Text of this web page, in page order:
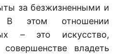
за безжизненными и
В этом отношении
– это искусство,
владеть